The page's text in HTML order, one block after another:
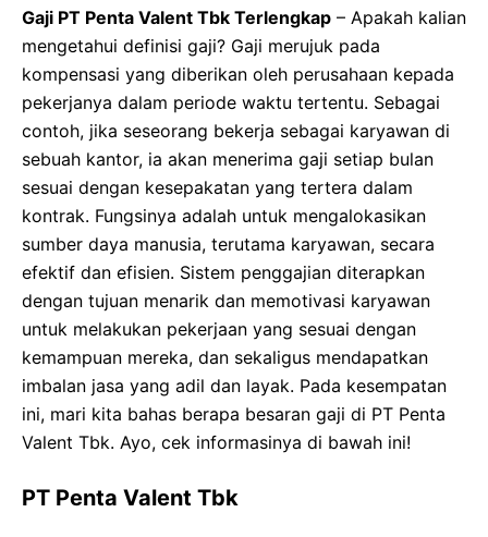
Gaji PT Penta Valent Tbk Terlengkap – Apakah kalian
mengetahui definisi gaji? Gaji merujuk pada
kompensasi yang diberikan oleh perusahaan kepada
pekerjanya dalam periode waktu tertentu. Sebagai
contoh, jika seseorang bekerja sebagai karyawan di
sebuah kantor, ia akan menerima gaji setiap bulan
sesuai dengan kesepakatan yang tertera dalam
kontrak. Fungsinya adalah untuk mengalokasikan
sumber daya manusia, terutama karyawan, secara
efektif dan efisien. Sistem penggajian diterapkan
dengan tujuan menarik dan memotivasi karyawan
untuk melakukan pekerjaan yang sesuai dengan
kemampuan mereka, dan sekaligus mendapatkan
imbalan jasa yang adil dan layak. Pada kesempatan
ini, mari kita bahas berapa besaran gaji di PT Penta
Valent Tbk. Ayo, cek informasinya di bawah ini!
PT Penta Valent Tbk